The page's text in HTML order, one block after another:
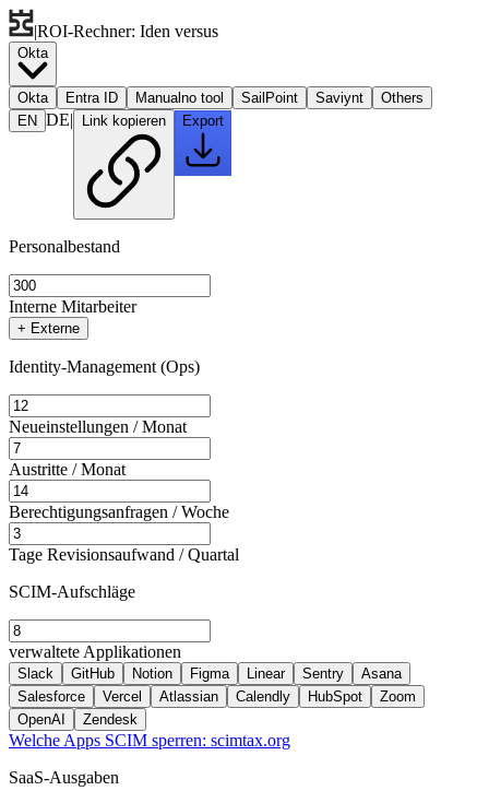
|ROI-Rechner: Iden versus
Okta
Okta Entra ID Manual no tool SailPoint Saviynt
Others
EN DE| Link kopieren Export
Personalbestand
Interne Mitarbeiter
+ Externe
Identity-Management (Ops)
Neueinstellungen / Monat
Austritte / Monat
Berechtigungsanfragen / Woche
Tage Revisionsaufwand / Quartal
SCIM-Aufschläge
verwaltete Applikationen
Slack GitHub Notion Figma Linear Sentry
Asana
Salesforce
Vercel Atlassian Calendly HubSpot
Zoom
OpenAI
Zendesk
Welche Apps SCIM sperren: scimtax.org
SaaS-Ausgaben